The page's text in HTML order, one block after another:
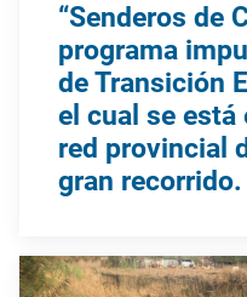
“Senderos de
programa
de Transición
el cual se está
red provincial
gran recorrido.